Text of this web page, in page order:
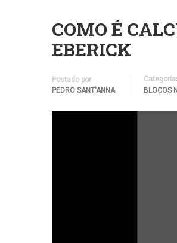
COMO É
EBERICK
Postado por
PEDRO SANT'ANNA
BLOCOS